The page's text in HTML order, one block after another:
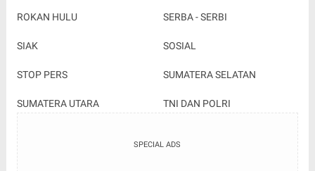
ROKAN HULU SERBA - SERBI
SIAK SOSIAL
STOP PERS SUMATERA SELATAN
SUMATERA UTARA TNI DAN POLRI
SPECIAL ADS